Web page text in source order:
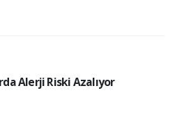
Alerji Riski Azalıyor